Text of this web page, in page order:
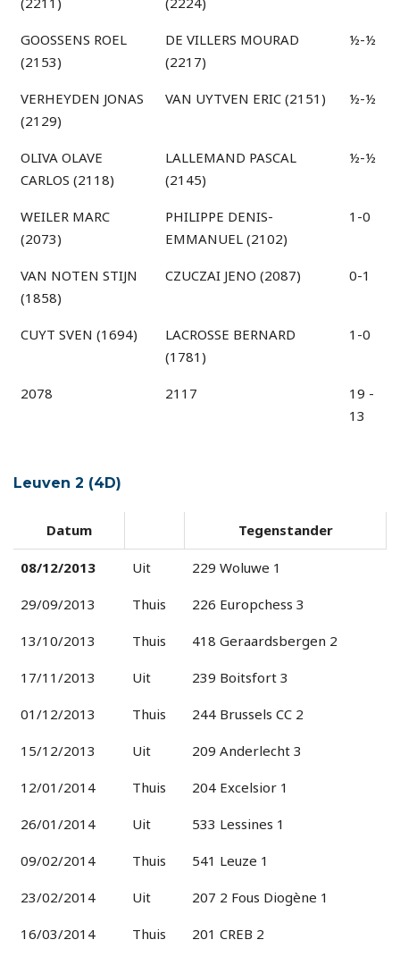
2078 2117
19 -
13
GOOSSENS ROEL
(2153)
DE VILLERS MOURAD
(2217)
½-½
VERHEYDEN JONAS
(2129)
VAN UYTVEN ERIC (2151) ½-½
OLIVA OLAVE
CARLOS (2118)
LALLEMAND PASCAL
(2145)
½-½
WEILER MARC
(2073)
PHILIPPE DENIS-
EMMANUEL (2102)
1-0
VAN NOTEN STIJN
(1858)
CZUCZAI JENO (2087) 0-1
CUYT SVEN (1694)
LACROSSE BERNARD
(1781)
1-0
Leuven 2 (4D)
Datum Tegenstander
08/12/2013 Uit 229 Woluwe 1
29/09/2013 Thuis 226 Europchess 3
13/10/2013 Thuis 418 Geraardsbergen 2
17/11/2013 Uit 239 Boitsfort 3
01/12/2013 Thuis 244 Brussels CC 2
15/12/2013 Uit 209 Anderlecht 3
12/01/2014 Thuis 204 Excelsior 1
26/01/2014 Uit 533 Lessines 1
09/02/2014 Thuis 541 Leuze 1
23/02/2014 Uit 207 2 Fous Diogène 1
16/03/2014 Thuis 201 CREB 2